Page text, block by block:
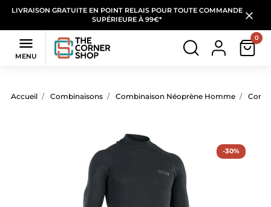
LIVRAISON GRATUITE EN POINT RELAIS POUR TOUTE COMMANDE
SUPÉRIEURE À 99€*

MENU
0
Accueil Combinaisons Combinaison Néoprène Homme
-30%